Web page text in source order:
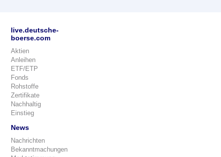
live.deutsche-
boerse.com
Aktien
Anleihen
ETF/ETP
Fonds
Rohstoffe
Zertifikate
Nachhaltig
Einstieg
News
Nachrichten
Bekanntmachungen